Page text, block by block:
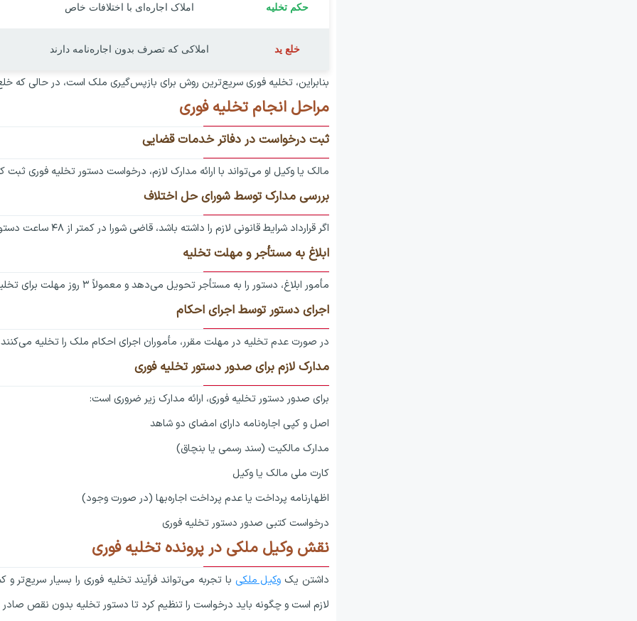
حکم تخلیه املاک اجاره‌ای با اختلافات خاص
خلع ید املاکی که تصرف بدون اجاره‌نامه دارند
بنابراین، تخلیه فوری سریع‌ترین روش برای بازپس‌گیری ملک است، در حالی که خلع
مراحل انجام تخلیه فوری
ثبت درخواست در دفاتر خدمات قضایی
مالک یا وکیل او می‌تواند با ارائه مدارک لازم، درخواست دستور تخلیه فوری ثبت
بررسی مدارک توسط شورای حل اختلاف
اگر قرارداد شرایط قانونی لازم را داشته باشد، قاضی شورا در کمتر از ۴۸ ساعت دستور تخلیه فوری صادر می‌کند.
ابلاغ به مستأجر و مهلت تخلیه
مأمور ابلاغ، دستور را به مستأجر تحویل می‌دهد و معمولاً ۳ روز مهلت برای تخلیه داده می‌شود.
اجرای دستور توسط اجرای احکام
در صورت عدم تخلیه در مهلت مقرر، مأموران اجرای احکام ملک را تخلیه
مدارک لازم برای صدور دستور تخلیه فوری
برای صدور دستور تخلیه فوری، ارائه مدارک زیر ضروری است:
اصل و کپی اجاره‌نامه دارای امضای دو شاهد
مدارک مالکیت (سند رسمی یا بنچاق)
کارت ملی مالک یا وکیل
اظهارنامه پرداخت یا عدم پرداخت اجاره‌بها (در صورت وجود)
درخواست کتبی صدور دستور تخلیه فوری
نقش وکیل ملکی در پرونده تخلیه فوری
داشتن یک وکیل ملکی با تجربه می‌تواند فرآیند تخلیه فوری را بسیار سریع‌تر
لازم است و چگونه باید درخواست را تنظیم کرد تا دستور تخلیه بدون نقص